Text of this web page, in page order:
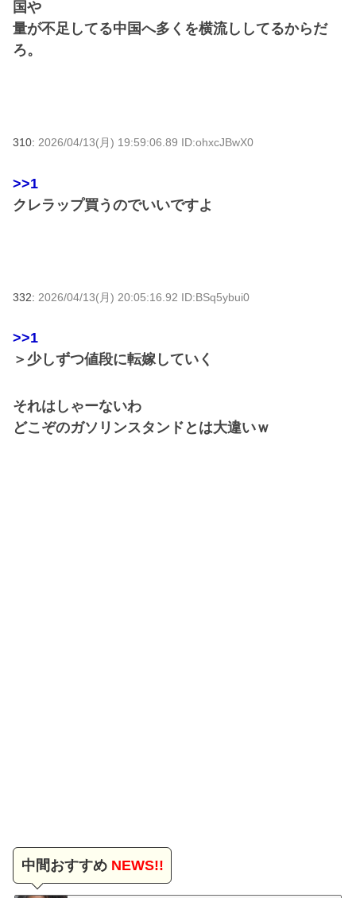
国や
量が不足してる中国へ多くを横流ししてるからだ
ろ。
310: 2026/04/13(月) 19:59:06.89 ID:ohxcJBwX0
>>1
クレラップ買うのでいいですよ
332: 2026/04/13(月) 20:05:16.92 ID:BSq5ybui0
>>1
＞少しずつ値段に転嫁していく
それはしゃーないわ
どこぞのガソリンスタンドとは大違いｗ
中間おすすめNEWS!!